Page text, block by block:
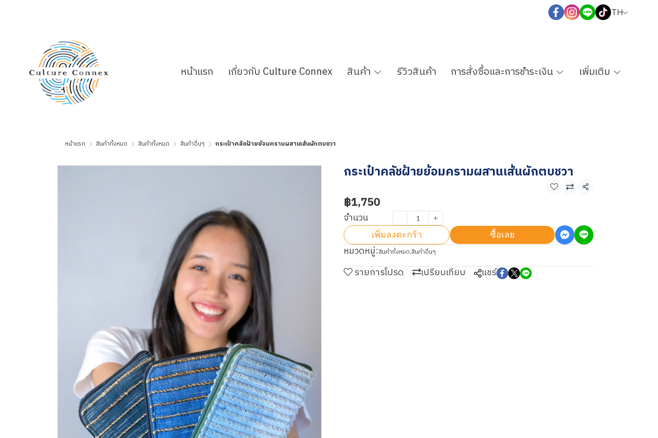
TH
หน้าแรก เกี่ยวกับ Culture Connex สินค้า รีวิวสินค้า การสั่งซื้อและการชำระเงิน เพิ่มเติม
หน้าแรก สินค้าทั้งหมด สินค้าทั้งหมด สินค้าอื่นๆ กระเป๋าคลัชฝ้ายย้อมครามผสานเส้นผักตบชวา
กระเป๋าคลัชฝ้ายย้อมครามผสานเส้นผักตบชวา
แชร์
฿1,750
จำนวน
เพิ่มลงตะกร้า ซื้อเลย
หมวดหมู่:สินค้าทั้งหมด,สินค้าอื่นๆ
รายการโปรด เปรียบเทียบ แชร์